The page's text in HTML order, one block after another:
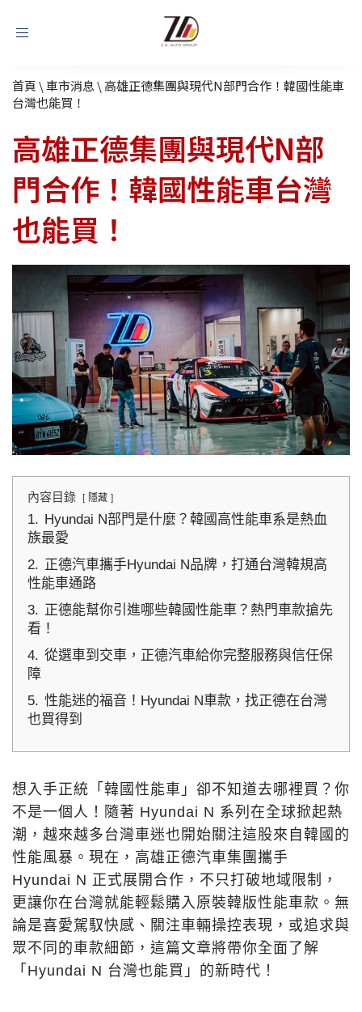
Toggle
首頁\車市消息\高雄正德集團與現代N部門合作！韓國性能車
台灣也能買！
高雄正德集團與現代N部
門合作！韓國性能車台灣
也能買！
內容目錄 隱藏
1. Hyundai N部門是什麼？韓國高性能車系是熱血
族最愛
2. 正德汽車攜手Hyundai N品牌，打通台灣韓規高
性能車通路
3. 正德能幫你引進哪些韓國性能車？熱門車款搶先
看！
4. 從選車到交車，正德汽車給你完整服務與信任保
障
5. 性能迷的福音！Hyundai N車款，找正德在台灣
也買得到
想入手正統「韓國性能車」卻不知道去哪裡買？你
不是一個人！隨著 Hyundai N 系列在全球掀起熱
潮，越來越多台灣車迷也開始關注這股來自韓國的
性能風暴。現在，高雄正德汽車集團攜手
Hyundai N 正式展開合作，不只打破地域限制，
更讓你在台灣就能輕鬆購入原裝韓版性能車款。無
論是喜愛駕馭快感、關注車輛操控表現，或追求與
眾不同的車款細節，這篇文章將帶你全面了解
「Hyundai N 台灣也能買」的新時代！